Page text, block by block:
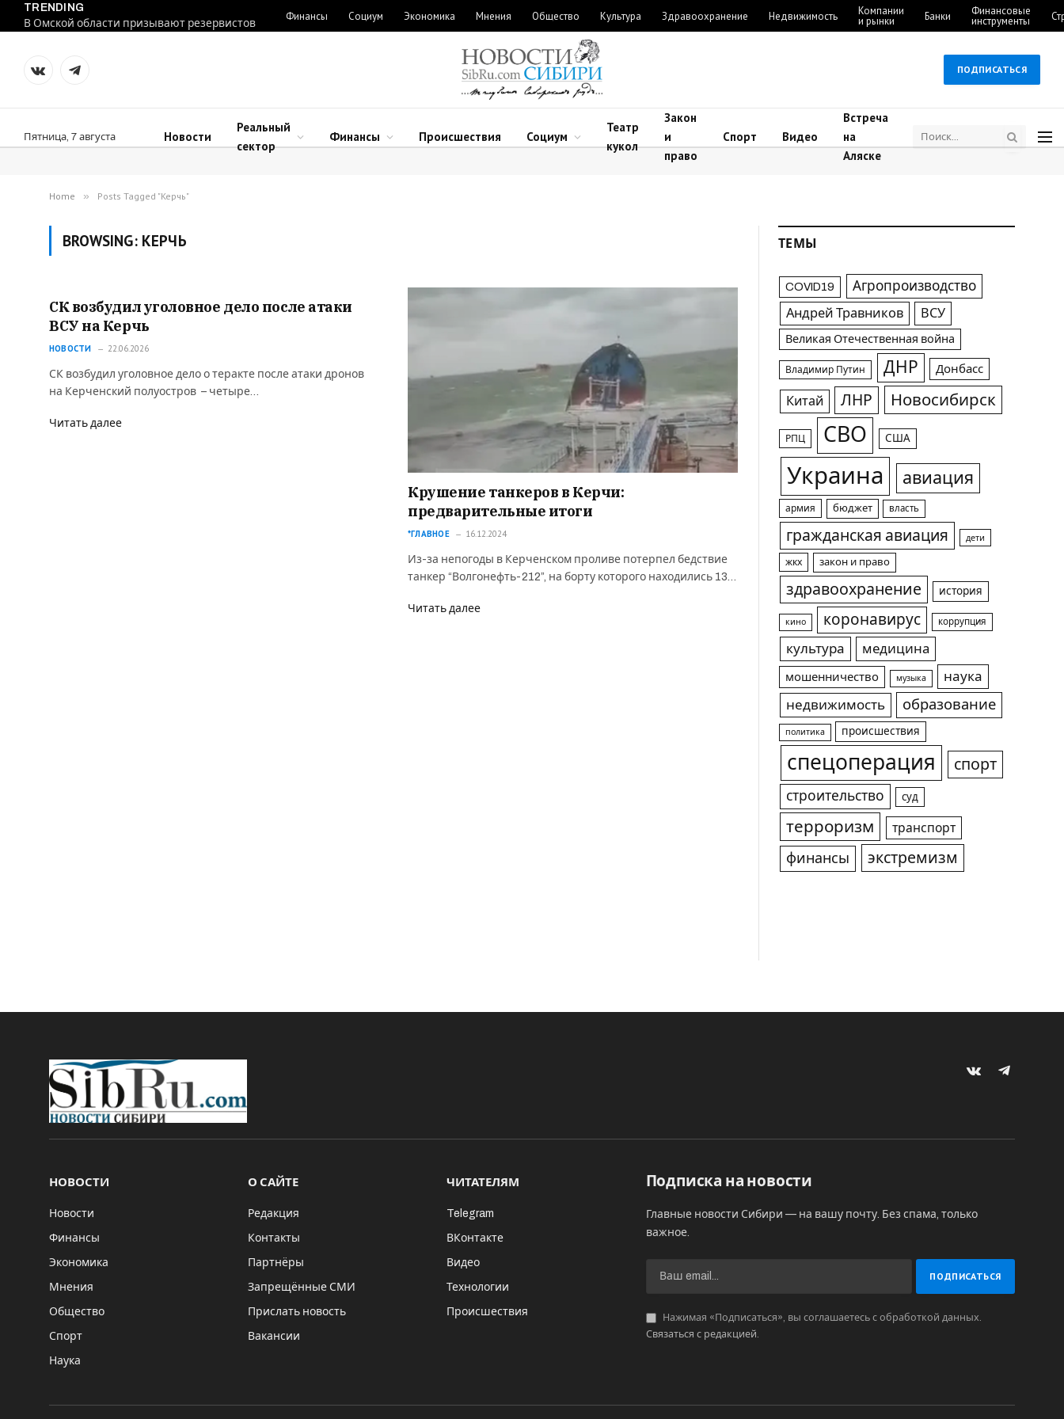
TRENDING
В Омской области призывают резервистов
Финансы Социум Экономика Мнения Общество Культура Здравоохранение Недвижимость Компании
и рынки Банки Финансовые
инструменты
VKontakteTelegram
ПОДПИСАТЬСЯ
Пятница, 7 августа Новости
Реальный
сектор
Финансы Происшествия Социум
Театр
кукол
Закон
и
право
Спорт Видео
Встреча
на
Аляске
Home » Posts Tagged "Керчь"
BROWSING: КЕРЧЬ
СК возбудил уголовное дело после атаки
ВСУ на Керчь
НОВОСТИ 22.06.2026
СК возбудил уголовное дело о теракте после атаки дронов
на Керченский полуостров – четыре…
Читать далее
Крушение танкеров в Керчи:
предварительные итоги
*ГЛАВНОЕ 16.12.2024
Из-за непогоды в Керченском проливе потерпел бедствие
танкер “Волгонефть-212”, на борту которого находились 13…
Читать далее
ТЕМЫ
COVID19 Агропроизводство
Андрей Травников ВСУ
Великая Отечественная война
Владимир Путин ДНР Донбасс
Китай ЛНР Новосибирск
РПЦ СВО США
Украина авиация
армия бюджет власть
гражданская авиация дети
жкх закон и право
здравоохранение история
кино коронавирус коррупция
культура медицина
мошенничество музыка
наука
недвижимость
образование
политика происшествия
спецоперация спорт
строительство суд
терроризм транспорт
финансы экстремизм
VKontakteTelegram
НОВОСТИ
Новости
Финансы
Экономика
Мнения
Общество
Спорт
Наука
О САЙТЕ
Редакция
Контакты
Партнёры
Запрещённые СМИ
Прислать новость
Вакансии
ЧИТАТЕЛЯМ
Telegram
ВКонтакте
Видео
Технологии
Происшествия
Подписка на новости
Главные новости Сибири — на вашу почту. Без спама, только
важное.
Нажимая «Подписаться», вы соглашаетесь с обработкой данных.
Связаться с редакцией